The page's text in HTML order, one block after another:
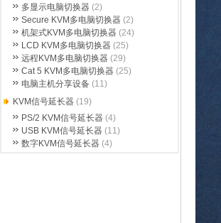
多显示电脑切换器 (2)
Secure KVM多电脑切换器 (2)
机架式KVM多电脑切换器 (24)
LCD KVM多电脑切换器 (25)
远程KVM多电脑切换器 (29)
Cat 5 KVM多电脑切换器 (25)
电脑主机分享设备 (11)
KVM信号延长器 (19)
PS/2 KVM信号延长器 (4)
USB KVM信号延长器 (11)
数字KVM信号延长器 (4)